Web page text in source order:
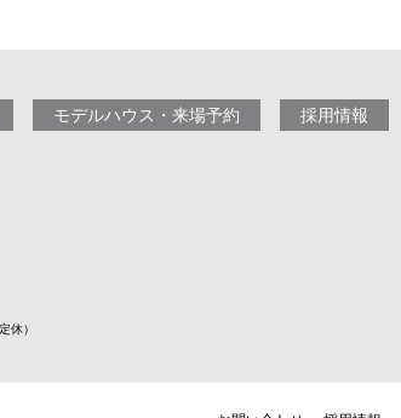
モデルハウス・来場予約 採用情報
休）